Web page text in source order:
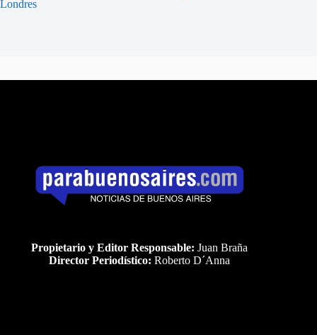
Londres
Propietario y Editor Responsable: Juan Braña
Director Periodístico: Roberto D´Anna